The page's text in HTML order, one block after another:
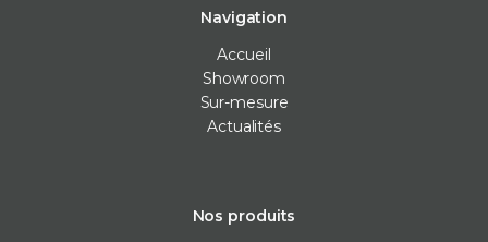
Navigation
Accueil
Showroom
Sur-mesure
Actualités
Nos produits